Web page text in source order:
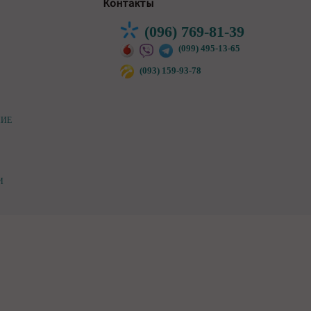
Контакты
(096) 769-81-39
(099) 495-13-65
(093) 159-93-78